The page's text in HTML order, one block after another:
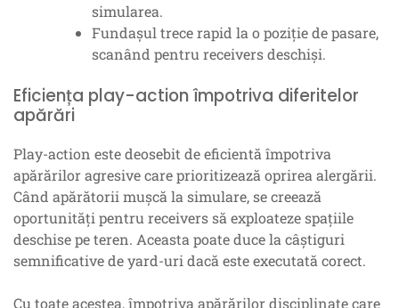
simularea.
Fundașul trece rapid la o poziție de pasare,
scanând pentru receivers deschiși.
Eficiența play-action împotriva diferitelor
apărări
Play-action este deosebit de eficientă împotriva
apărărilor agresive care prioritizează oprirea alergării.
Când apărătorii mușcă la simulare, se creează
oportunități pentru receivers să exploateze spațiile
deschise pe teren. Aceasta poate duce la câștiguri
semnificative de yard-uri dacă este executată corect.
Cu toate acestea, împotriva apărărilor disciplinate care